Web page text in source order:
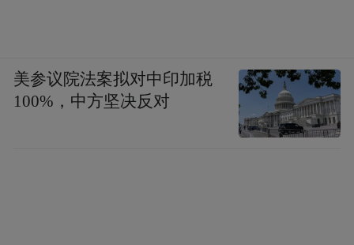
美参议院法案拟对中印加税
100%，中方坚决反对